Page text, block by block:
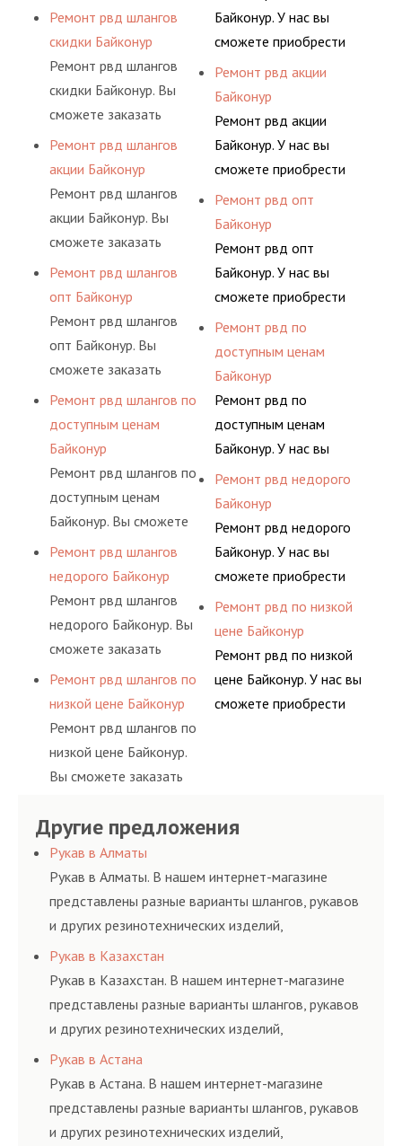
предприятия.
сервис РВД на разовой
основе либо на
условиях
долговременного
комплексного
гидросистем Вашего
предприятия.
Ремонт рвд шлангов
скидки Байконур
Ремонт рвд шлангов
скидки Байконур. Вы
сможете заказать
сервис РВД на разовой
основе либо на
условиях
долговременного
комплексного
гидросистем Вашего
предприятия.
Ремонт рвд шлангов
акции Байконур
Ремонт рвд шлангов
акции Байконур. Вы
сможете заказать
сервис РВД на разовой
основе либо на
условиях
долговременного
комплексного
гидросистем Вашего
предприятия.
Ремонт рвд шлангов
опт Байконур
Ремонт рвд шлангов
опт Байконур. Вы
сможете заказать
сервис РВД на разовой
основе либо на
условиях
долговременного
комплексного
обслуживания
предприятия.
Ремонт рвд шлангов по
доступным ценам
Байконур
Ремонт рвд шлангов по
доступным ценам
Байконур. Вы сможете
заказать сервис РВД на
разовой основе либо на
условиях
долговременного
комплексного
гидросистем Вашего
предприятия.
Ремонт рвд шлангов
недорого Байконур
Ремонт рвд шлангов
недорого Байконур. Вы
сможете заказать
сервис РВД на разовой
основе либо на
условиях
долговременного
комплексного
предприятия.
Ремонт рвд шлангов по
низкой цене Байконур
Ремонт рвд шлангов по
низкой цене Байконур.
Вы сможете заказать
основе либо на
условиях
долговременного
комплексного
обслуживания
ными спецами, которые
помогут решить любую
сложную задачу.
АДЫМ Инжиниринг
предлагает ремонт
давления. Ремонт
шлангов производится
высококвалифицирован
ными спецами, которые
помогут решить любую
сложную задачу.
Байконур. У нас вы
сможете приобрести
рукав с разными
фитингами и
комплектующими,
АДЫМ Инжиниринг
предлагает ремонт
давления. Ремонт
шлангов производится
высококвалифицирован
ными спецами, которые
помогут решить любую
сложную задачу.
Ремонт рвд акции
Байконур
Ремонт рвд акции
Байконур. У нас вы
сможете приобрести
рукав с разными
фитингами и
комплектующими,
АДЫМ Инжиниринг
предлагает ремонт
давления. Ремонт
шлангов производится
высококвалифицирован
ными спецами, которые
помогут решить любую
сложную задачу.
Ремонт рвд опт
Байконур
Ремонт рвд опт
Байконур. У нас вы
сможете приобрести
рукав с разными
фитингами и
комплектующими,
АДЫМ Инжиниринг
предлагает ремонт
шлангов высокого
шлангов производится
высококвалифицирован
ными спецами, которые
помогут решить любую
сложную задачу.
Ремонт рвд по
доступным ценам
Байконур
Ремонт рвд по
доступным ценам
Байконур. У нас вы
сможете приобрести
рукав с разными
фитингами и
комплектующими,
АДЫМ Инжиниринг
шлангов высокого
давления. Ремонт
шлангов производится
высококвалифицирован
ными спецами, которые
Ремонт рвд недорого
Байконур
Ремонт рвд недорого
Байконур. У нас вы
сможете приобрести
рукав с разными
фитингами и
комплектующими,
АДЫМ Инжиниринг
предлагает ремонт
Ремонт рвд по низкой
цене Байконур
Ремонт рвд по низкой
цене Байконур. У нас вы
сможете приобрести
предлагает ремонт
давления. Ремонт
шлангов производится
высококвалифицирован
Другие предложения
Рукав в Алматы
Рукав в Алматы. В нашем интернет-магазине
представлены разные варианты шлангов, рукавов
и других резинотехнических изделий,
соответствующих ГОСТам, техническим условиям
и нормативам.
Рукав в Казахстан
Рукав в Казахстан. В нашем интернет-магазине
представлены разные варианты шлангов, рукавов
и других резинотехнических изделий,
соответствующих ГОСТам, техническим условиям
и нормативам.
Рукав в Астана
Рукав в Астана. В нашем интернет-магазине
представлены разные варианты шлангов, рукавов
и других резинотехнических изделий,